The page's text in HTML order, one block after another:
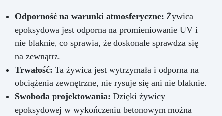
Odporność na warunki atmosferyczne: Żywica
epoksydowa jest odporna na promieniowanie UV i
nie blaknie, co sprawia, że doskonale sprawdza się
na zewnątrz.
Trwałość: Ta żywica jest wytrzymała i odporna na
obciążenia zewnętrzne, nie rysuje się ani nie blaknie.
Swoboda projektowania: Dzięki żywicy
epoksydowej w wykończeniu betonowym można